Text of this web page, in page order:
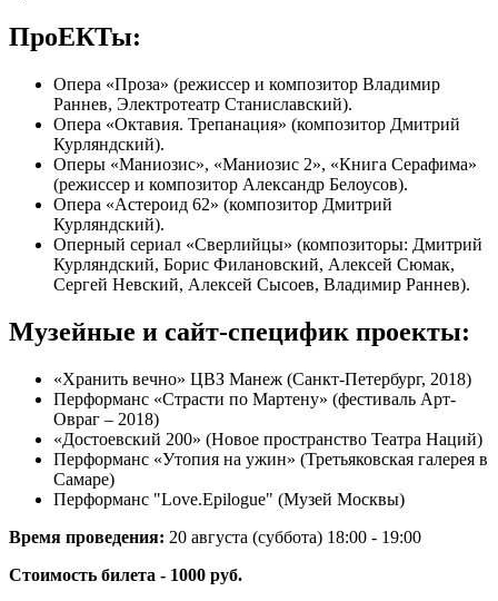
ПроЕКТы:
Опера «Проза» (режиссер и композитор Владимир
Раннев, Электротеатр Станиславский).
Опера «Октавия. Трепанация» (композитор Дмитрий
Курляндский).
Оперы «Маниозис», «Маниозис 2», «Книга Серафима»
(режиссер и композитор Александр Белоусов).
Опера «Астероид 62» (композитор Дмитрий
Курляндский).
Оперный сериал «Сверлийцы» (композиторы: Дмитрий
Курляндский, Борис Филановский, Алексей Сюмак,
Сергей Невский, Алексей Сысоев, Владимир Раннев).
Музейные и сайт-специфик проекты:
«Хранить вечно» ЦВЗ Манеж (Санкт-Петербург, 2018)
Перформанс «Страсти по Мартену» (фестиваль Арт-
Овраг – 2018)
«Достоевский 200» (Новое пространство Театра Наций)
Перформанс «Утопия на ужин» (Третьяковская галерея в
Самаре)
Перформанс "Love.Epilogue" (Музей Москвы)
Время проведения: 20 августа (суббота) 18:00 - 19:00
Стоимость билета - 1000 руб.